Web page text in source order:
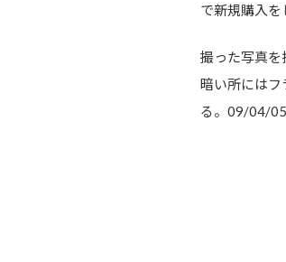
で新規購入を
撮った写真を
暗い所にはフ
る。09/04/05